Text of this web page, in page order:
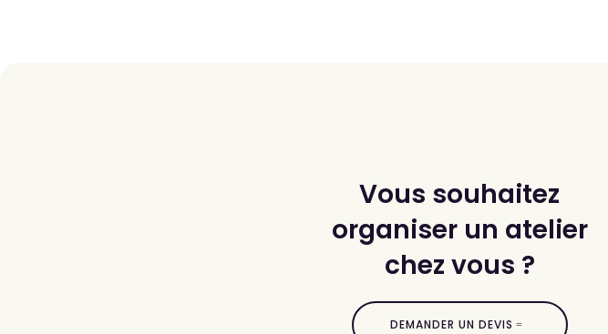
Vous souhaitez
organiser un atelier
chez vous ?
DEMANDER UN DEVIS